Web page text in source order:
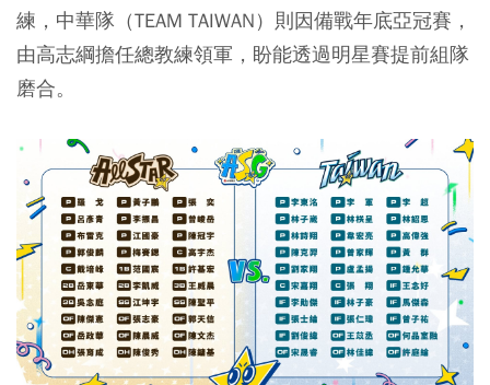
練，中華隊（TEAM TAIWAN）則因備戰年底亞冠賽，
由高志綱擔任總教練領軍，盼能透過明星賽提前組隊
磨合。